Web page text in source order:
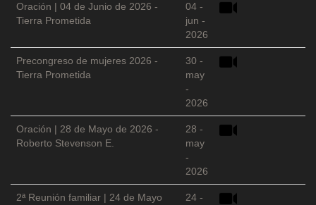
Oración | 04 de Junio de 2026 -
Tierra Prometida
04 -
jun -
2026
Precongreso de mujeres 2026 -
Tierra Prometida
30 -
may
-
2026
Oración | 28 de Mayo de 2026 -
Roberto Stevenson E.
28 -
may
-
2026
2ª Reunión familiar | 24 de Mayo
24 -